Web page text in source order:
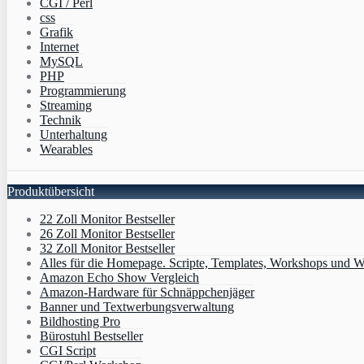
CGI / Perl
css
Grafik
Internet
MySQL
PHP
Programmierung
Streaming
Technik
Unterhaltung
Wearables
Produktübersicht
22 Zoll Monitor Bestseller
26 Zoll Monitor Bestseller
32 Zoll Monitor Bestseller
Alles für die Homepage. Scripte, Templates, Workshops und
Amazon Echo Show Vergleich
Amazon-Hardware für Schnäppchenjäger
Banner und Textwerbungsverwaltung
Bildhosting Pro
Bürostuhl Bestseller
CGI Script